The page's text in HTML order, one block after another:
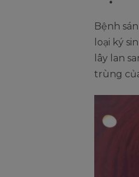
Bệnh
loại ký
lây lan
trùng